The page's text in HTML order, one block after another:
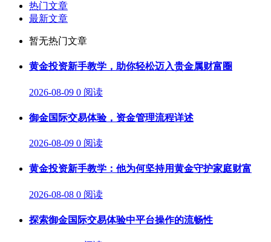
热门文章
最新文章
暂无热门文章
黄金投资新手教学，助你轻松迈入贵金属财富圈
2026-08-09 0 阅读
御金国际交易体验，资金管理流程详述
2026-08-09 0 阅读
黄金投资新手教学：他为何坚持用黄金守护家庭财富
2026-08-08 0 阅读
探索御金国际交易体验中平台操作的流畅性